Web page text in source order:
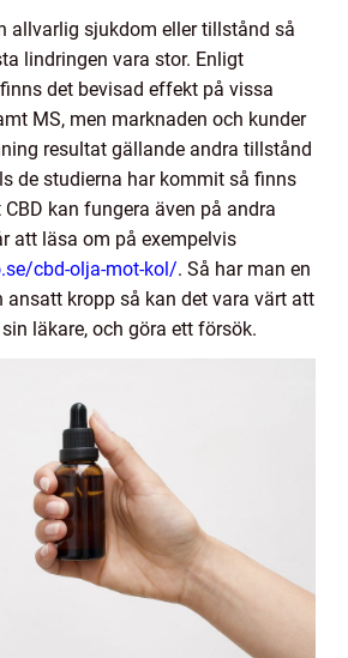
allvarlig sjukdom eller tillstånd så
lindringen vara stor. Enligt
det bevisad effekt på vissa
MS, men marknaden och kunder
resultat gällande andra tillstånd
de studierna har kommit så finns
kan fungera även på andra
att läsa om på exempelvis
cbd-olja-mot-kol/. Så har man en
kropp så kan det vara värt att
läkare, och göra ett försök.